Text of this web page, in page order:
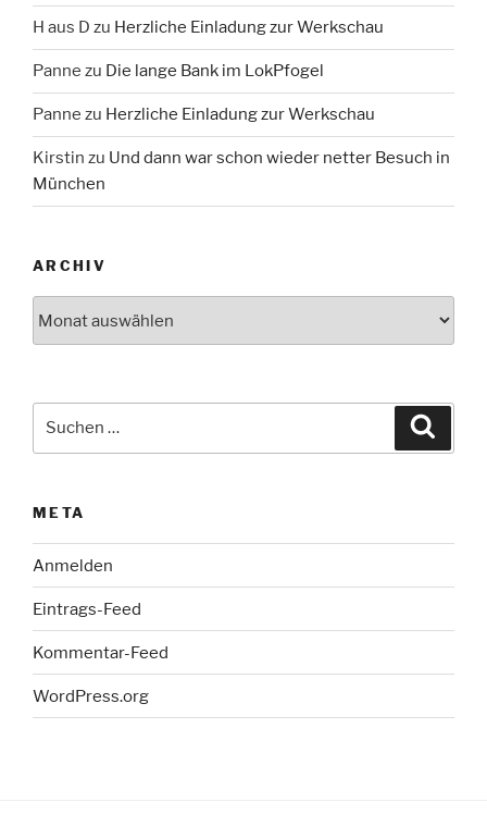
H aus D zu Herzliche Einladung zur Werkschau
Panne zu Die lange Bank im LokPfogel
Panne zu Herzliche Einladung zur Werkschau
Kirstin zu Und dann war schon wieder netter Besuch in
München
ARCHIV
META
Anmelden
Eintrags-Feed
Kommentar-Feed
WordPress.org